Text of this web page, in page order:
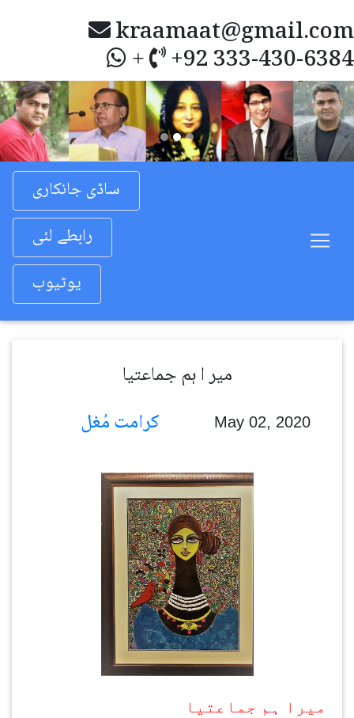
kraamaat@gmail.com
+ +92 333-430-6384
Previous
ساڈی جانکاری
رابطے لئی
یوٹیوب
میر ا ہم جماعتیا
May 02, 2020
میرا ہم جماعتیا